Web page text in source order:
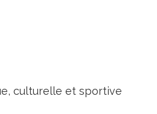
culturelle et sportive